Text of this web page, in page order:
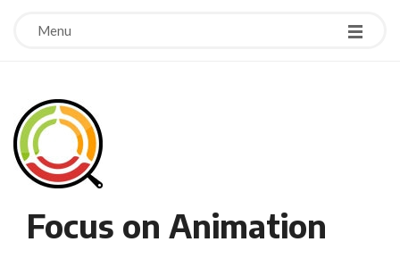
Menu
Focus on Animation